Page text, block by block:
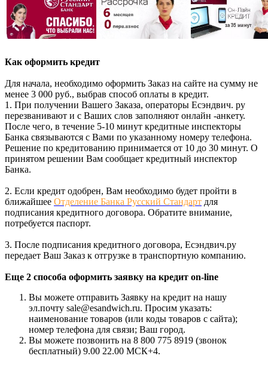
Как оформить кредит
Для начала, необходимо оформить Заказ на сайте на сумму не
менее 3 000 руб., выбрав способ оплаты в кредит.
1. При получении Вашего Заказа, операторы Есэндвич. ру
перезванивают и с Ваших слов заполняют онлайн -анкету.
После чего, в течение 5-10 минут кредитные инспекторы
Банка связываются с Вами по указанному номеру телефона.
Решение по кредитованию принимается от 10 до 30 минут. О
принятом решении Вам сообщает кредитный инспектор
Банка.
2. Если кредит одобрен, Вам необходимо будет пройти в
ближайшее Отделение Банка Русский Стандарт для
подписания кредитного договора. Обратите внимание,
потребуется паспорт.
3. После подписания кредитного договора, Есэндвич.ру
передает Ваш Заказ к отгрузке в транспортную компанию.
Еще 2 способа оформить заявку на кредит on-line
Вы можете отправить Заявку на кредит на нашу
эл.почту sale@esandwich.ru. Просим указать:
наименование товаров (или коды товаров с сайта);
номер телефона для связи; Ваш город.
Вы можете позвонить на 8 800 775 8919 (звонок
бесплатный) 9.00 22.00 МСК+4.